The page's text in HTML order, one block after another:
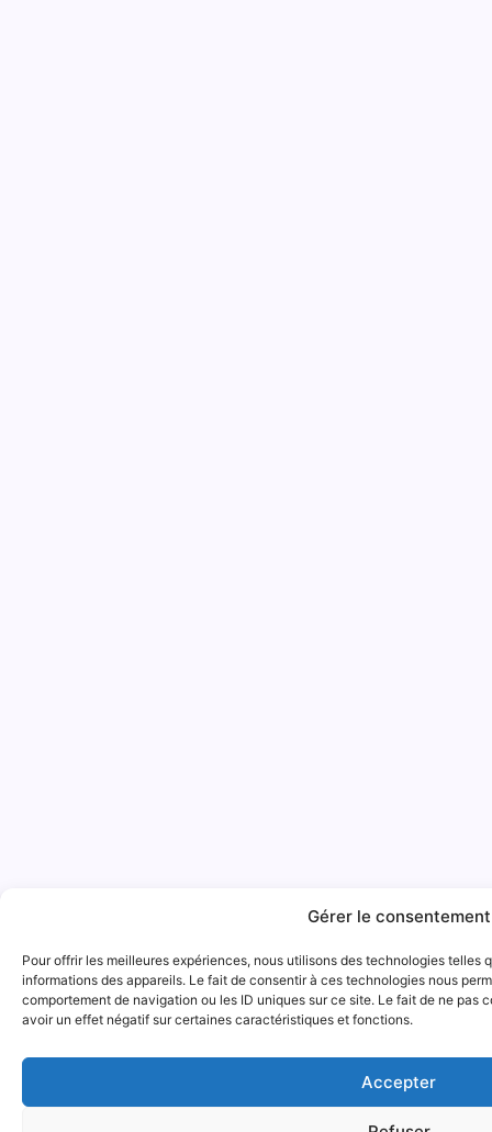
Gérer le consentement
Pour offrir les meilleures expériences, nous utilisons des technologies
informations des appareils. Le fait de consentir à ces technologies nous
comportement de navigation ou les ID uniques sur ce site. Le fait de ne pas
avoir un effet négatif sur certaines caractéristiques et fonctions.
Accepter